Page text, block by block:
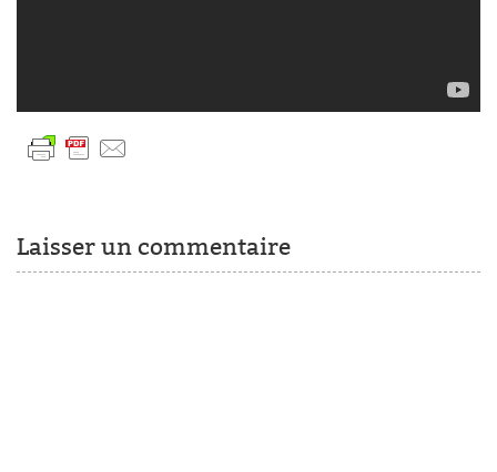
Laisser un commentaire